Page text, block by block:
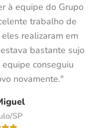
à equipe do Grupo
trabalho de
realizaram em
bastante sujo
conseguiu
novamente."
SP